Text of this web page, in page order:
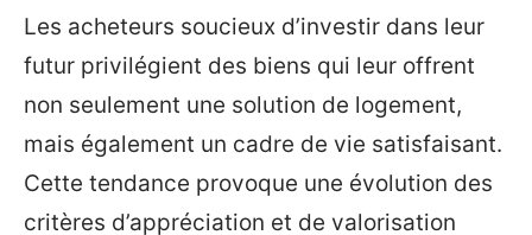
Les acheteurs soucieux d’investir dans leur
futur privilégient des biens qui leur offrent
non seulement une solution de logement,
mais également un cadre de vie satisfaisant.
Cette tendance provoque une évolution des
critères d’appréciation et de valorisation